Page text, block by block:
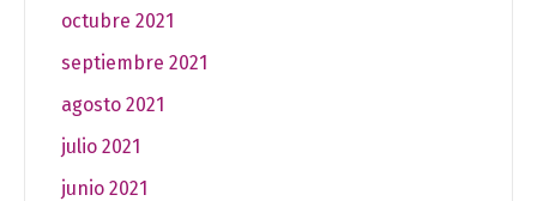
octubre 2021
septiembre 2021
agosto 2021
julio 2021
junio 2021